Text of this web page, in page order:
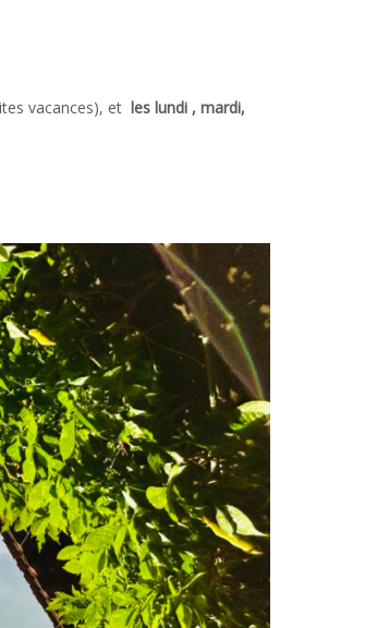
vacances), et les lundi , mardi,